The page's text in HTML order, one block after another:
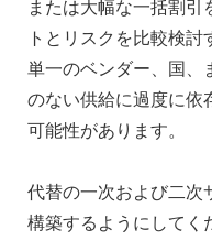
または大幅な一括割引
トとリスクを比較検討
単一のベンダー、国、
のない供給に過度に依
可能性があります。
代替の一次および二次
構築するようにしてく